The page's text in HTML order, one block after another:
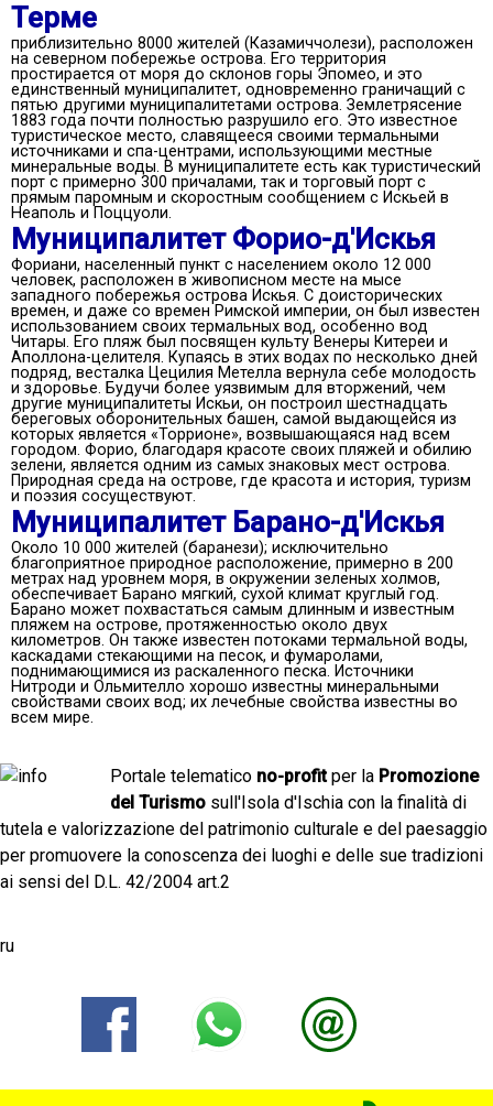
Терме
приблизительно 8000 жителей (Казамиччолези), расположен
на северном побережье острова. Его территория
простирается от моря до склонов горы Эпомео, и это
единственный муниципалитет, одновременно граничащий с
пятью другими муниципалитетами острова. Землетрясение
1883 года почти полностью разрушило его. Это известное
туристическое место, славящееся своими термальными
источниками и спа-центрами, использующими местные
минеральные воды. В муниципалитете есть как туристический
порт с примерно 300 причалами, так и торговый порт с
прямым паромным и скоростным сообщением с Искьей в
Неаполь и Поццуоли.
Муниципалитет Форио-д'Искья
Фориани, населенный пункт с населением около 12 000
человек, расположен в живописном месте на мысе
западного побережья острова Искья. С доисторических
времен, и даже со времен Римской империи, он был известен
использованием своих термальных вод, особенно вод
Читары. Его пляж был посвящен культу Венеры Китереи и
Аполлона-целителя. Купаясь в этих водах по несколько дней
подряд, весталка Цецилия Метелла вернула себе молодость
и здоровье. Будучи более уязвимым для вторжений, чем
другие муниципалитеты Искьи, он построил шестнадцать
береговых оборонительных башен, самой выдающейся из
которых является «Торрионе», возвышающаяся над всем
городом. Форио, благодаря красоте своих пляжей и обилию
зелени, является одним из самых знаковых мест острова.
Природная среда на острове, где красота и история, туризм
и поэзия сосуществуют.
Муниципалитет Барано-д'Искья
Около 10 000 жителей (баранези); исключительно
благоприятное природное расположение, примерно в 200
метрах над уровнем моря, в окружении зеленых холмов,
обеспечивает Барано мягкий, сухой климат круглый год.
Барано может похвастаться самым длинным и известным
пляжем на острове, протяженностью около двух
километров. Он также известен потоками термальной воды,
каскадами стекающими на песок, и фумаролами,
поднимающимися из раскаленного песка. Источники
Нитроди и Ольмителло хорошо известны минеральными
свойствами своих вод; их лечебные свойства известны во
всем мире.
Portale telematico no-profitper la Promozione
del Turismo sull'Isola d'Ischia con la finalità di
tutela e valorizzazione del patrimonio culturale e del paesaggio
per promuovere la conoscenza dei luoghi e delle sue tradizioni
ai sensi del D.L. 42/2004 art.2
ru